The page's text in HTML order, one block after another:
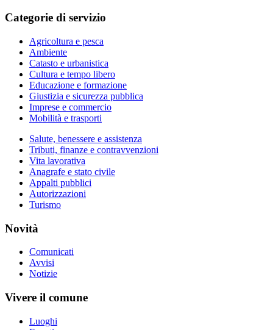
Categorie di servizio
Agricoltura e pesca
Ambiente
Catasto e urbanistica
Cultura e tempo libero
Educazione e formazione
Giustizia e sicurezza pubblica
Imprese e commercio
Mobilità e trasporti
Salute, benessere e assistenza
Tributi, finanze e contravvenzioni
Vita lavorativa
Anagrafe e stato civile
Appalti pubblici
Autorizzazioni
Turismo
Novità
Comunicati
Avvisi
Notizie
Vivere il comune
Luoghi